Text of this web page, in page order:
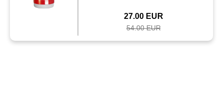
27.00 EUR
54.00 EUR